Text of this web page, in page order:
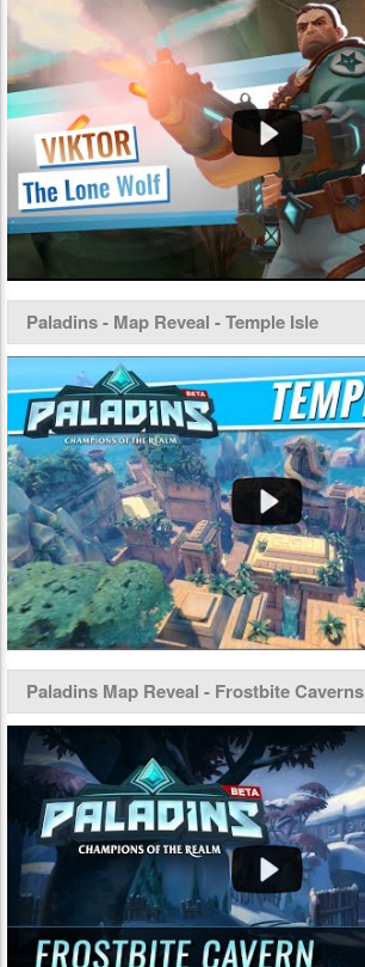
Paladins - Map Reveal - Temple Isle
Paladins Map Reveal - Frostbite Caverns